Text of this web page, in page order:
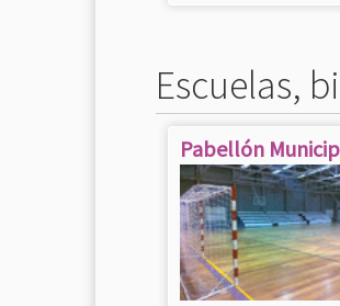
Escuelas,
Pabellón